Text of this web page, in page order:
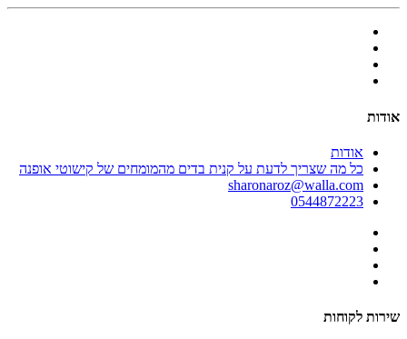
אודות
אודות
כל מה שצריך לדעת על קנית בדים מהמומחים של קישוטי אופנה
sharonaroz@walla.com
0544872223
שירות לקוחות